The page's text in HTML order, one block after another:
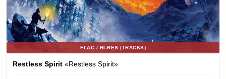
FLAC / HI-RES (TRACKS)
Restless Spirit «Restless Spirit»